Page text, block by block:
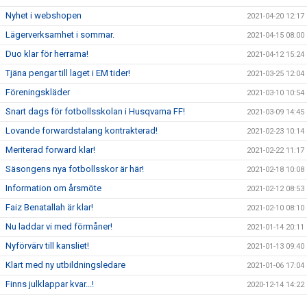
Nyhet i webshopen 2021-04-20 12:17
Lägerverksamhet i sommar. 2021-04-15 08:00
Duo klar för herrarna! 2021-04-12 15:24
Tjäna pengar till laget i EM tider! 2021-03-25 12:04
Föreningskläder 2021-03-10 10:54
Snart dags för fotbollsskolan i Husqvarna FF! 2021-03-09 14:45
Lovande forwardstalang kontrakterad! 2021-02-23 10:14
Meriterad forward klar! 2021-02-22 11:17
Säsongens nya fotbollsskor är här! 2021-02-18 10:08
Information om årsmöte 2021-02-12 08:53
Faiz Benatallah är klar! 2021-02-10 08:10
Nu laddar vi med förmåner! 2021-01-14 20:11
Nyförvärv till kansliet! 2021-01-13 09:40
Klart med ny utbildningsledare 2021-01-06 17:04
Finns julklappar kvar...! 2020-12-14 14:22